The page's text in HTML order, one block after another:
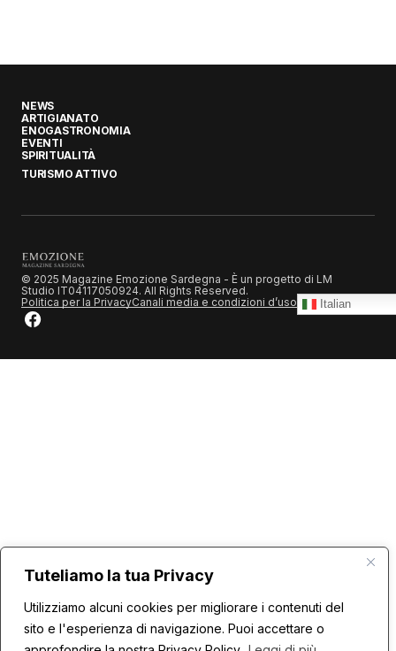
Tuteliamo la tua Privacy
Utilizziamo alcuni cookies per migliorare i contenuti del
sito e l'esperienza di navigazione. Puoi accettare o
NEWS
ARTIGIANATO
ENOGASTRONOMIA
EVENTI
SPIRITUALITÀ
TURISMO ATTIVO
© 2025 Magazine Emozione Sardegna - È un progetto di LM
Studio IT04117050924. All Rights Reserved.
Politica per la PrivacyCanali media e condizioni d’uso Italian